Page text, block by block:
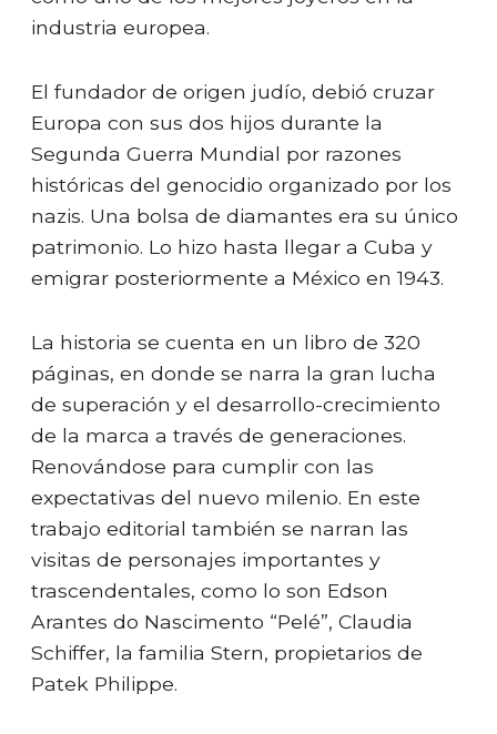
industria europea.
El fundador de origen judío, debió cruzar
Europa con sus dos hijos durante la
Segunda Guerra Mundial por razones
históricas del genocidio organizado por los
nazis. Una bolsa de diamantes era su único
patrimonio. Lo hizo hasta llegar a Cuba y
emigrar posteriormente a México en 1943.
La historia se cuenta en un libro de 320
páginas, en donde se narra la gran lucha
de superación y el desarrollo-crecimiento
de la marca a través de generaciones.
Renovándose para cumplir con las
expectativas del nuevo milenio. En este
trabajo editorial también se narran las
visitas de personajes importantes y
trascendentales, como lo son Edson
Arantes do Nascimento “Pelé”, Claudia
Schiffer, la familia Stern, propietarios de
Patek Philippe.